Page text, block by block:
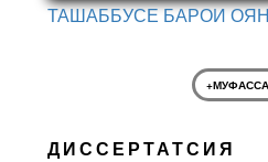
ТАШАББУСЕ БАРОИ
ДИССЕРТАТСИЯ